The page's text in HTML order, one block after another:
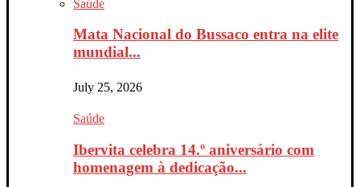
Saúde
Mata Nacional do Bussaco entra na elite
mundial...
July 25, 2026
Saúde
Ibervita celebra 14.º aniversário com
homenagem à dedicação...